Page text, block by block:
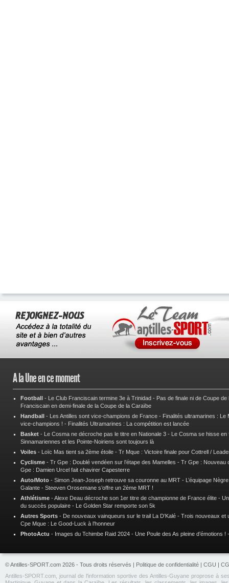
A la Une en ce moment
Football - Le Club Franciscain termine 3e à Trinidad - Pas de finale ni de Coupe
Franciscain en demi-finale de la Coupe de la Caraïbe
Handball
- Les Antilles sont vice-champions de France - Finalités ultramarines : Le
vice-champions ! - Finalités Ultramarines : La compétition est lancée
Basket - Le Cosma ne décroche pas le titre en Nationale 3 -
Le Cosma se hisse
Sinnamariennes et les Pointe-Noiriens sont toujours là
Voiles - Loïc Mas tient sa 2ème étoile - Tr Mque : Victoire finale pour Cottrell /
Cyclisme - Tr Gpe : Doublé vendéen sur l’étape des Mamelles - Tr Gpe : Nouveau
Gpe : Damien Urcel fait chavirer Capesterre
Auto/Moto - Simon Jean-Joseph retrouve sa couronne au MRT -
L’équipage
Galante - Steeven Orosemane s’offre un 2ème MRT !
Athlétisme -Alexe Deau décroche son 1er titre de championne de France élite -
du succès populaire -
Le Golden Star remporte son 5k
Autres Sports - De nouveaux vainqueurs sur le trail La D’Kalé - Trois nouveaux et
Cpe Mque : Le Good-Luck à l’honneur
PhotoActu - Images du Tchimbe Raid 2024 - Une Poule des As pleine d’émotions !
© Antilles-SPORT.com 2026 - Tous droits réservés | Politique de confidentialité CGU
Antilles-SPORT.com, journal de l'information sportive des Antilles-Guyane proprose à